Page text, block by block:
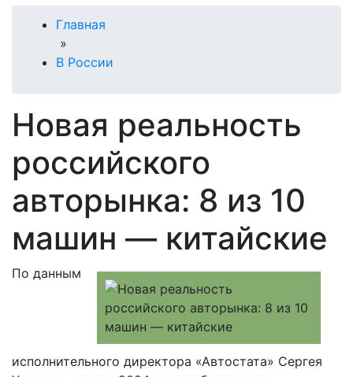
Главная
»
В России
Новая реальность
российского
авторынка: 8 из 10
машин — китайские
По данным
исполнительного директора «Автостата» Сергея